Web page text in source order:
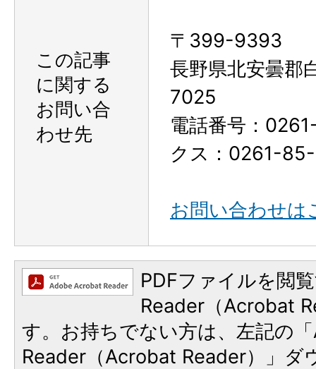
この記事
に関する
お問い合
わせ先
〒399-9393
長野県北安曇郡
7025
電話番号：
クス：0261-
お問い合わせは
PDFファイルを閲
Reader（Acrobat
す。お持ちでない方は、左記の
Reader（Acrobat Reader）」ダ